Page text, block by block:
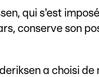
qui s'est
conserve son
a choisi